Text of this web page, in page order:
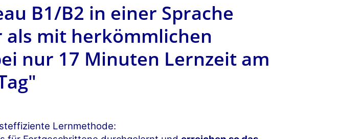
B1/B2 in einer Sprache
mit herkömmlichen
nur 17 Minuten Lernzeit am
Lernmethode: